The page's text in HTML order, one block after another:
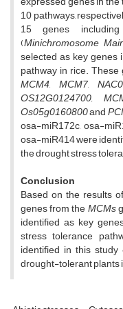
10 pathways,
15 genes
(Minichromosome
selected as key genes
pathway in rice.
MCM4,MCM7,
OS12G0124700,
Os05g0160800and
osa-miR172c, osa-
osa-miR414 were
the drought stress
Conclusion
Based on the results
genes from theMCMs
identified as key
stress tolerance
identified in this
drought-tolerant plants